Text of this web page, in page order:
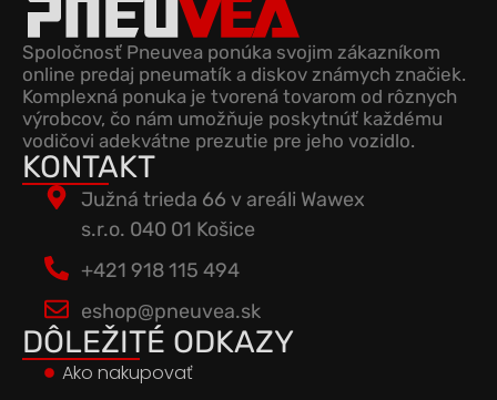
Spoločnosť Pneuvea ponúka svojim zákazníkom
online predaj pneumatík a diskov známych značiek.
Komplexná ponuka je tvorená tovarom od rôznych
výrobcov, čo nám umožňuje poskytnúť každému
vodičovi adekvátne prezutie pre jeho vozidlo.
KONTAKT
Južná trieda 66 v areáli Wawex
s.r.o. 040 01 Košice
+421 918 115 494
eshop@pneuvea.sk
DÔLEŽITÉ ODKAZY
Ako nakupovať